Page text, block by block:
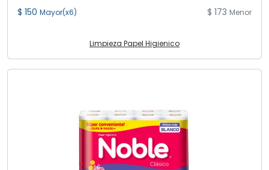
$ 150 Mayor(x6) $ 173 Menor
Limpieza Papel Higienico